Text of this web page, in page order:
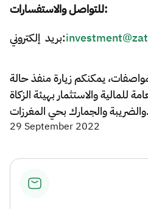
للتواصل والاستفسارات:
بريد إلكتروني:
يمكنكم زيارة منفذ حالة
للمالية والاستثمار بهيئة الزكاة
والضريبة والجمارك بحي المغرزات.​
29 September 2022